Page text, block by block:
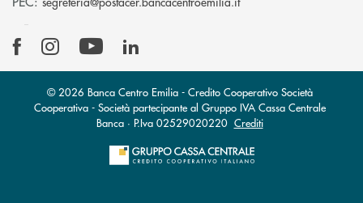
© 2026 Banca Centro Emilia - Credito Cooperativo Società
Cooperativa - Società partecipante al Gruppo IVA Cassa Centrale
Banca · P.Iva 02529020220 Crediti